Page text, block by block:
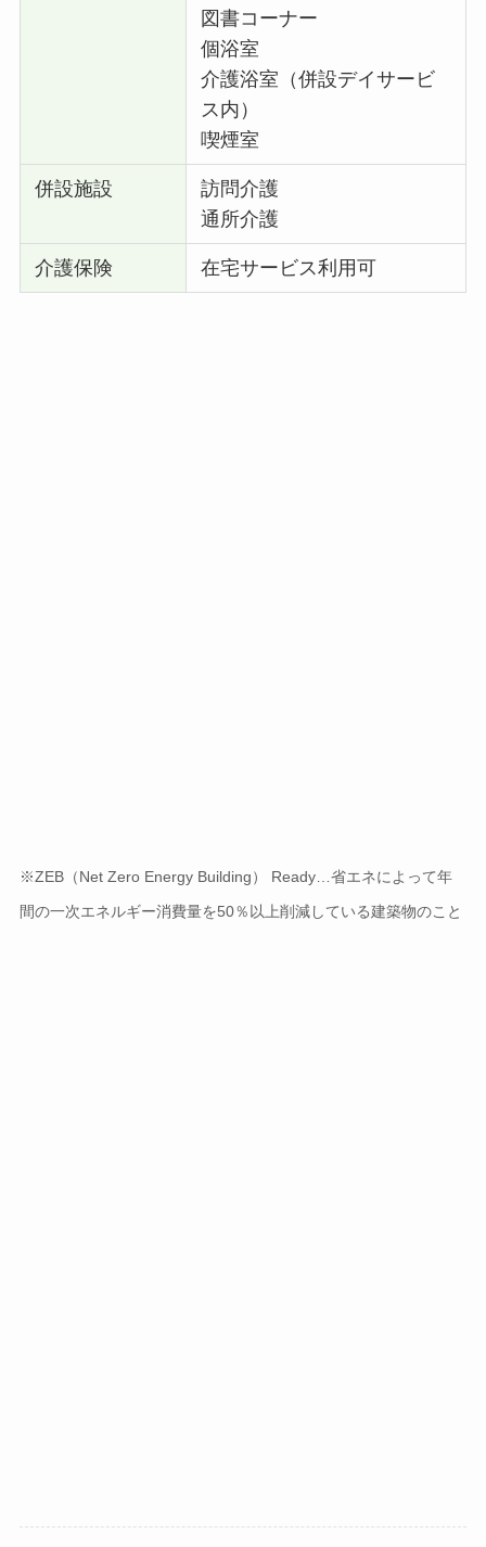
図書コーナー
個浴室
介護浴室（併設デイサービ
ス内）
喫煙室
併設施設
訪問介護
通所介護
介護保険 在宅サービス利用可
※ZEB（Net Zero Energy Building） Ready…省エネによって年
間の一次エネルギー消費量を50％以上削減している建築物のこと